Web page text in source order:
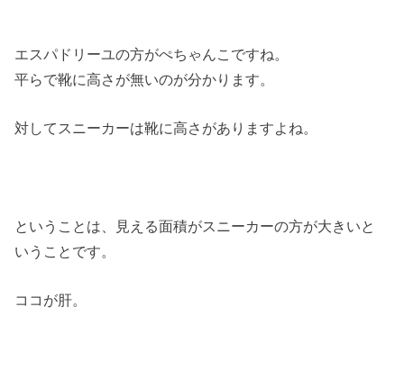
エスパドリーユの方がぺちゃんこですね。
平らで靴に高さが無いのが分かります。
対してスニーカーは靴に高さがありますよね。
ということは、見える面積がスニーカーの方が大きいと
いうことです。
ココが肝。